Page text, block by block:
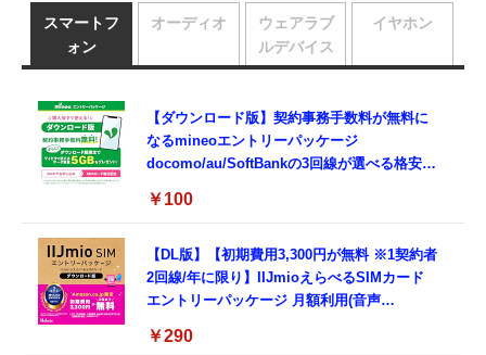
スマートフ
ォン
【ダウンロード版】契約事務手数料が無料に
なるmineoエントリーパッケージ
docomo/au/SoftBankの3回線が選べる格安
￥100
【DL版】【初期費用3,300円が無料 ※1契約者
2回線/年に限り】IIJmioえらべるSIMカード
エントリーパッケージ 月額利用(音声
プリペイド)[ドコモ回線]IM-B327
￥290
オーディオ
ウェアラブ
ルデバイス
イヤホン